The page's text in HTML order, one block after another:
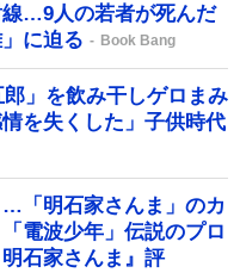
…9人の若者が死んだ
に迫る
Book Bang
」を飲み干しゲロまみ
を失くした」子供時代
「明石家さんま」のカ
電波少年」伝説のプロ
石家さんま』評